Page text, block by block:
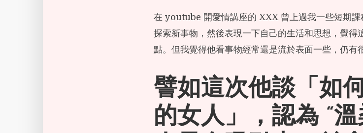
在 youtube 開愛情講座的 XXX 曾上過我一些短期課
探索新事物，然後表現一下自己的生活和思想，覺得
點。但我覺得他看事物經常還是流於表面一些，仍有
譬如這次他談「如
的女人」，認為 “